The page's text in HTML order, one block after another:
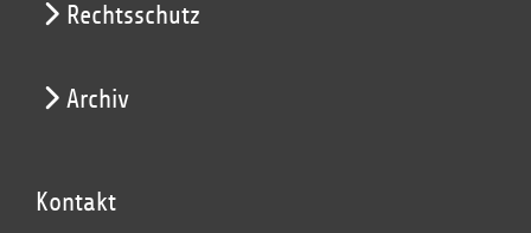
Rechtsschutz
Archiv
Kontakt